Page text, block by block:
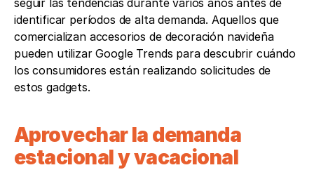
seguir las tendencias durante varios años antes de
identificar períodos de alta demanda. Aquellos que
comercializan accesorios de decoración navideña
pueden utilizar Google Trends para descubrir cuándo
los consumidores están realizando solicitudes de
estos gadgets.
Aprovechar la demanda
estacional y vacacional